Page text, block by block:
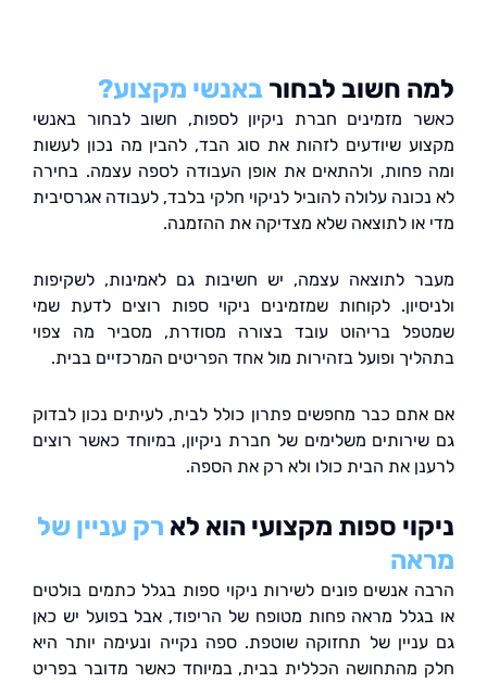
חשוב לבחורבאנשי מקצוע?
מזמינים חברת ניקיון לספות, חשוב לבחור באנשי
שיודעים לזהות את סוג הבד, להבין מה נכון לעשות
ולהתאים את אופן העבודה לספה עצמה. בחירה
עלולה להוביל לניקוי חלקי בלבד, לעבודה אגרסיבית
לתוצאה שלא מצדיקה את ההזמנה.
לתוצאה עצמה, יש חשיבות גם לאמינות, לשקיפות
לקוחות שמזמינים ניקוי ספות רוצים לדעת שמי
בריהוט עובד בצורה מסודרת, מסביר מה צפוי
ופועל בזהירות מול אחד הפריטים המרכזיים בבית.
כבר מחפשים פתרון כולל לבית, לעיתים נכון לבדוק
משלימים של חברת ניקיון, במיוחד כאשר רוצים
את הבית כולו ולא רק את הספה.
ספות מקצועי הוא לארק עניין של
אנשים פונים לשירות ניקוי ספות בגלל כתמים בולטים
מראה פחות מטופח של הריפוד, אבל בפועל יש כאן
של תחזוקה שוטפת. ספה נקייה ונעימה יותר היא
הכללית בבית, במיוחד כאשר מדובר בפריט